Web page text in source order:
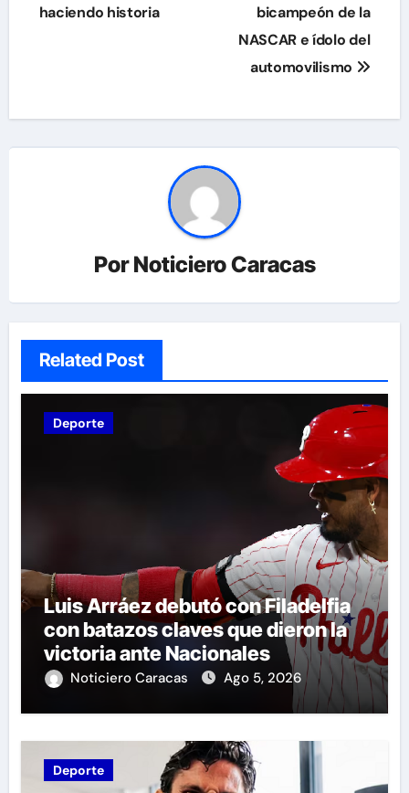
entradas
haciendo historia
bicampeón de la
NASCAR e ídolo del
automovilismo
PorNoticiero Caracas
Related Post
Deporte
Luis Arráez debutó con Filadelfia
con batazos claves que dieron la
victoria ante Nacionales
Noticiero Caracas Ago 5, 2026
Deporte